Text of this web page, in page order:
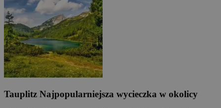
Tauplitz Najpopularniejsza wycieczka w okolicy